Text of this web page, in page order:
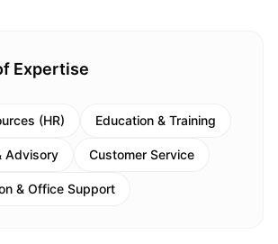
Expertise
(HR) Education & Training
Advisory Customer Service
& Office Support